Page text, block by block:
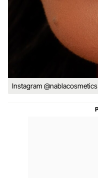
Instagram @nablacosmetics